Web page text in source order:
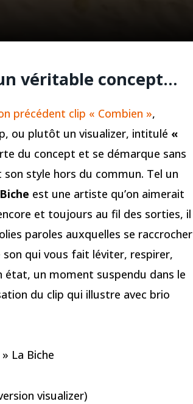
véritable concept…
précédent clip « Combien »,
ou plutôt un visualizer, intitulé «
du concept et se démarque sans
style hors du commun. Tel un
est une artiste qu’on aimerait
et toujours au fil des sorties, il
paroles auxquelles se raccrocher
qui vous fait léviter, respirer,
état, un moment suspendu dans le
du clip qui illustre avec brio
La Biche
visualizer)